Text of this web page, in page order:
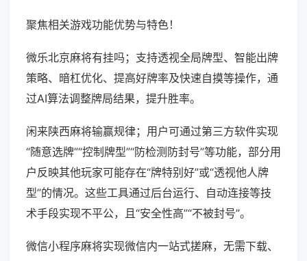
聚焦相关游戏功能优势与特色！
微乐北京麻将有挂吗；支持透视全局牌型、智能出牌
策略、暗杠优化、提高好牌率及快速自摸等操作，通
过AI算法调整牌局结果，提升胜率。
闲来陕西麻将输赢规律；用户可通过第三方软件实现
“随意选牌”“控制牌型”“防检测防封号”等功能，部分用
户反映其他玩家可能存在“牌特别好”或“透视他人牌
型”的情况。这些工具通过后台运行、自动连接等技
术手段实现不平公，且“安全性高”“不被封号”。
微信小程序麻将实现微信内一站式搓麻，无需下载、